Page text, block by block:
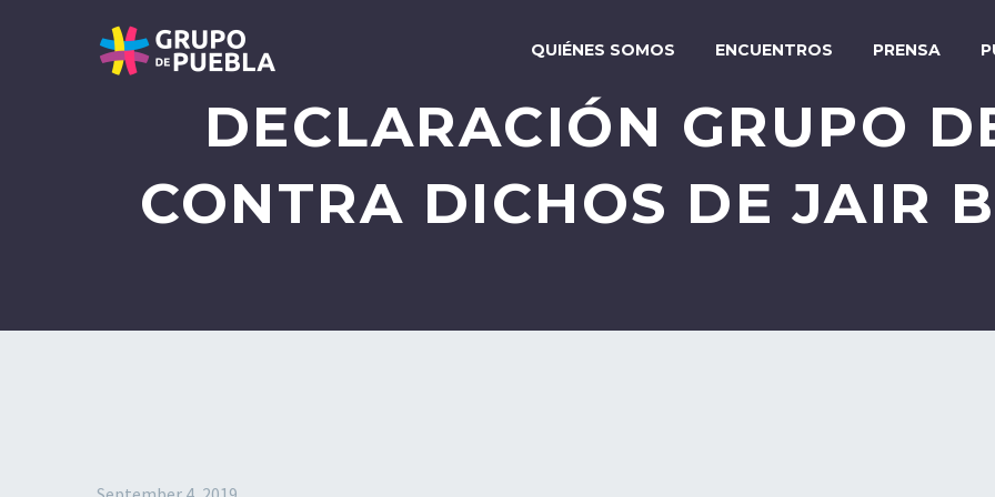
QUIÉNES SOMOS ENCUENTROS PRENSA
DECLARACIÓN GRUPO
CONTRA DICHOS DE JAIR